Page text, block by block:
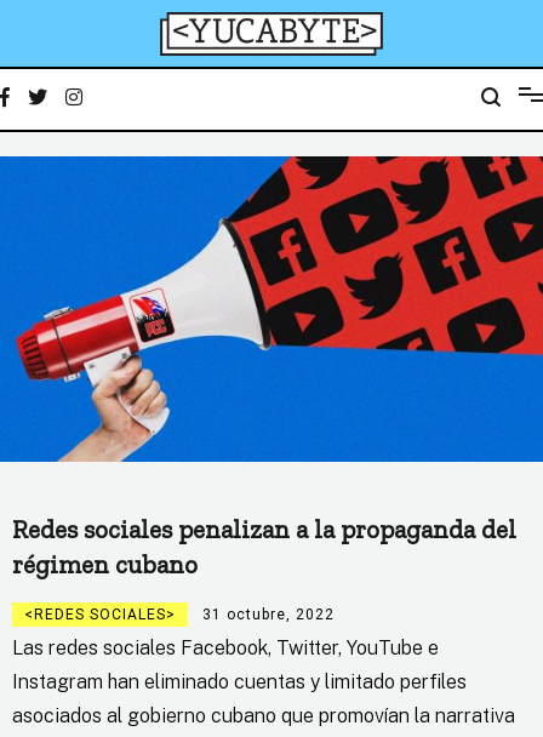
YucaByte
Redes sociales penalizan a la propaganda del
régimen cubano
REDES SOCIALES 31 octubre, 2022
Las redes sociales Facebook, Twitter, YouTube e
Instagram han eliminado cuentas y limitado perfiles
asociados al gobierno cubano que promovían la narrativa